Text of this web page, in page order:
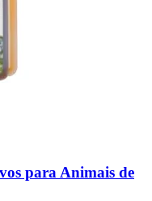
para Animais de